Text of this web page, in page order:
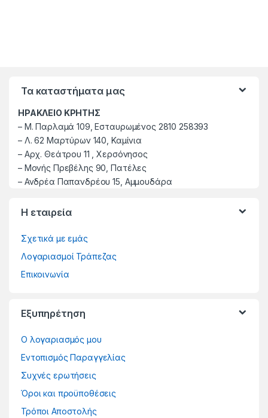
Τα καταστήματα μας
ΗΡΑΚΛΕΙΟ ΚΡΗΤΗΣ
– M. Παρλαμά 109, Εσταυρωμένος 2810 258393
–Λ. 62 Μαρτύρων 140, Καμίνια
– Αρχ. Θεάτρου 11 , Χερσόνησος
– Μονής Πρεβέλης 90, Πατέλες
– Ανδρέα Παπανδρέου 15, Αμμουδάρα
Η εταιρεία
Σχετικά με εμάς
Λογαριασμοί Τράπεζας
Επικοινωνία
Εξυπηρέτηση
Ο λογαριασμός μου
Εντοπισμός Παραγγελίας
Συχνές ερωτήσεις
Όροι και προϋποθέσεις
Τρόποι Αποστολής